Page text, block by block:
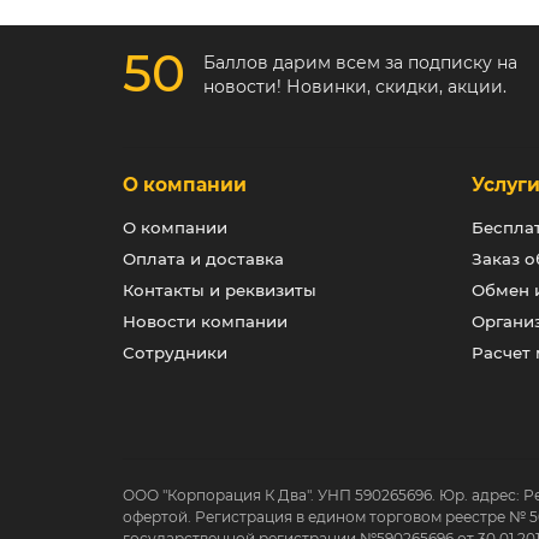
В
50
Баллов дарим всем за подписку на
новости! Новинки, скидки, акции.
О компании
О компании
Оплата и доставка
Контакты и реквизиты
Новости компании
Сотрудники
Услуги
Заказ
Обмен
Расчет
ООО "Корпорация К Два". УНП 590265696. Юр. адрес:
офертой. Регистрация в едином торговом реестре №